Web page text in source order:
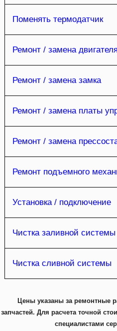
Поменять термодатчик
Ремонт / замена двигателя
Ремонт / замена замка
Ремонт / замена платы
Ремонт / замена
Ремонт подъемного
Установка / подключение
Чистка заливной системы
Чистка сливной системы
Цены указаны за ремонтные
запчастей. Для расчета точной
специалистами